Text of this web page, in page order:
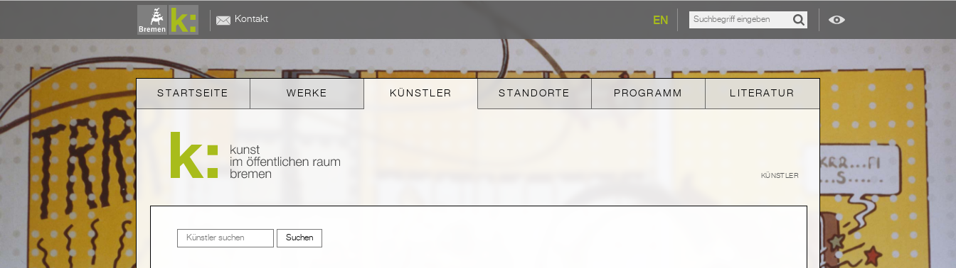
Kontakt EN
STARTSEITE WERKE KÜNSTLER STANDORTE PROGRAMM LITERATUR
KÜNSTLER